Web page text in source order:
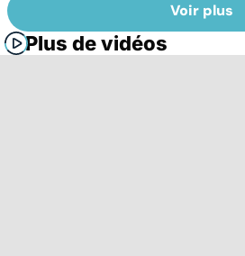
Voir plus
Plus de vidéos